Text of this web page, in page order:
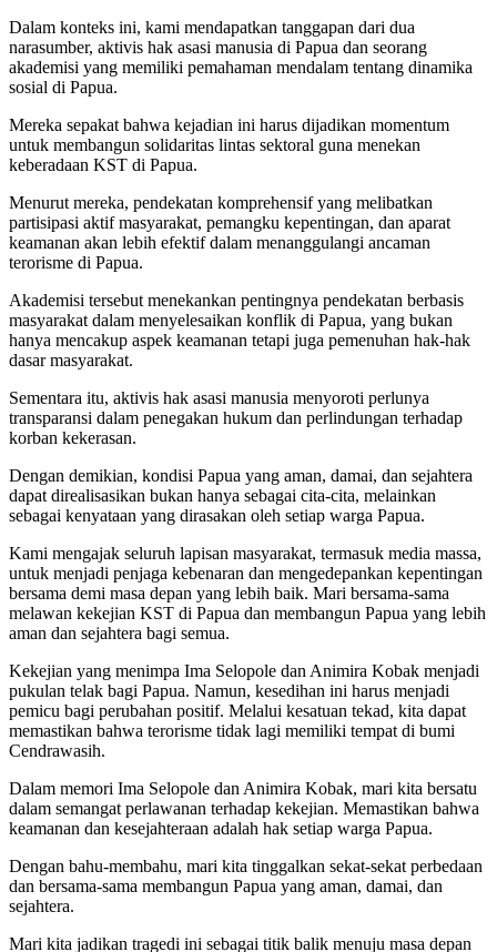
Dalam konteks ini, kami mendapatkan tanggapan dari dua
narasumber, aktivis hak asasi manusia di Papua dan seorang
akademisi yang memiliki pemahaman mendalam tentang dinamika
sosial di Papua.
Mereka sepakat bahwa kejadian ini harus dijadikan momentum
untuk membangun solidaritas lintas sektoral guna menekan
keberadaan KST di Papua.
Menurut mereka, pendekatan komprehensif yang melibatkan
partisipasi aktif masyarakat, pemangku kepentingan, dan aparat
keamanan akan lebih efektif dalam menanggulangi ancaman
terorisme di Papua.
Akademisi tersebut menekankan pentingnya pendekatan berbasis
masyarakat dalam menyelesaikan konflik di Papua, yang bukan
hanya mencakup aspek keamanan tetapi juga pemenuhan hak-hak
dasar masyarakat.
Sementara itu, aktivis hak asasi manusia menyoroti perlunya
transparansi dalam penegakan hukum dan perlindungan terhadap
korban kekerasan.
Dengan demikian, kondisi Papua yang aman, damai, dan sejahtera
dapat direalisasikan bukan hanya sebagai cita-cita, melainkan
sebagai kenyataan yang dirasakan oleh setiap warga Papua.
Kami mengajak seluruh lapisan masyarakat, termasuk media massa,
untuk menjadi penjaga kebenaran dan mengedepankan kepentingan
bersama demi masa depan yang lebih baik. Mari bersama-sama
melawan kekejian KST di Papua dan membangun Papua yang lebih
aman dan sejahtera bagi semua.
Kekejian yang menimpa Ima Selopole dan Animira Kobak menjadi
pukulan telak bagi Papua. Namun, kesedihan ini harus menjadi
pemicu bagi perubahan positif. Melalui kesatuan tekad, kita dapat
memastikan bahwa terorisme tidak lagi memiliki tempat di bumi
Cendrawasih.
Dalam memori Ima Selopole dan Animira Kobak, mari kita bersatu
dalam semangat perlawanan terhadap kekejian. Memastikan bahwa
keamanan dan kesejahteraan adalah hak setiap warga Papua.
Dengan bahu-membahu, mari kita tinggalkan sekat-sekat perbedaan
dan bersama-sama membangun Papua yang aman, damai, dan
sejahtera.
Mari kita jadikan tragedi ini sebagai titik balik menuju masa depan